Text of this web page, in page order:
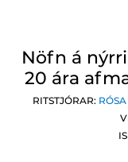
Nöfn á
20 ára
RITSTJÓRAR: